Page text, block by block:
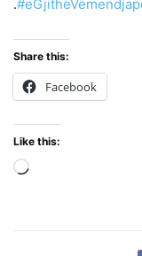
.
Share this:
Facebook
Like this: